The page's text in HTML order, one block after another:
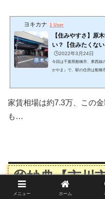
ヨキカナ 1 User
【住みやすさ】原
い？【住みたくな
🕒️2022年3月24日
今回は千葉県船橋市、東西線
かやま』で、駅の住所は船橋
査した結果と客観的な数字の
家賃相場は約7.3万、この
も…
⑪妙典【市川
東西線】
メニュー ホーム